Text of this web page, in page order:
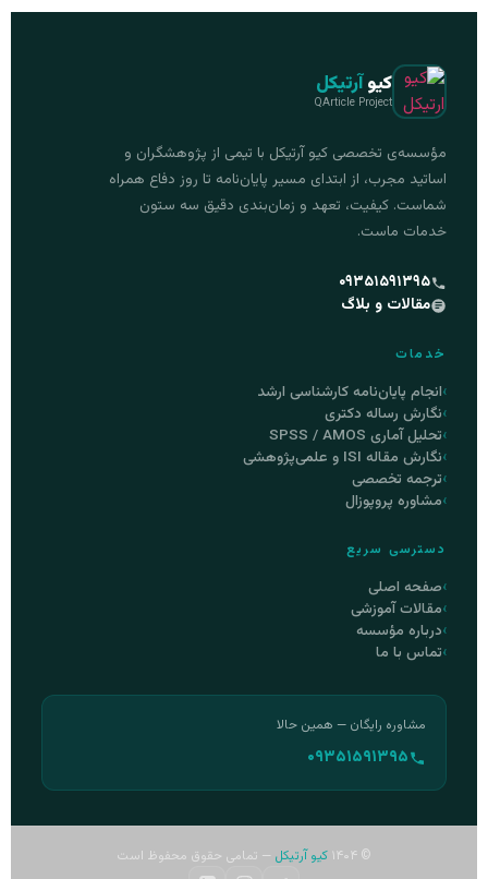
کیوآرتیکل
QArticle Project
مؤسسه‌ی تخصصی کیو آرتیکل با تیمی از پژوهشگران و
اساتید مجرب، از ابتدای مسیر پایان‌نامه تا روز دفاع همراه
شماست. کیفیت، تعهد و زمان‌بندی دقیق سه ستون
خدمات ماست.
۰۹۳۵۱۵۹۱۳۹۵
مقالات و بلاگ
خدمات
انجام پایان‌نامه کارشناسی ارشد
نگارش رساله دکتری
تحلیل آماری SPSS / AMOS
نگارش مقاله ISI و علمی‌پژوهشی
ترجمه تخصصی
مشاوره پروپوزال
دسترسی سریع
صفحه اصلی
مقالات آموزشی
درباره مؤسسه
تماس با ما
مشاوره رایگان — همین حالا
۰۹۳۵۱۵۹۱۳۹۵
© ۱۴۰۴ کیو آرتیکل — تمامی حقوق محفوظ است